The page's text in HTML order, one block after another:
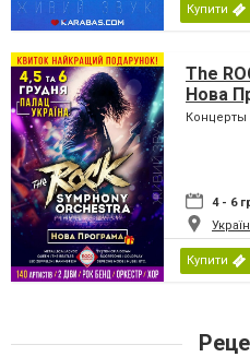
Купити
The
Нова
Концерты
4 - 6
Купити